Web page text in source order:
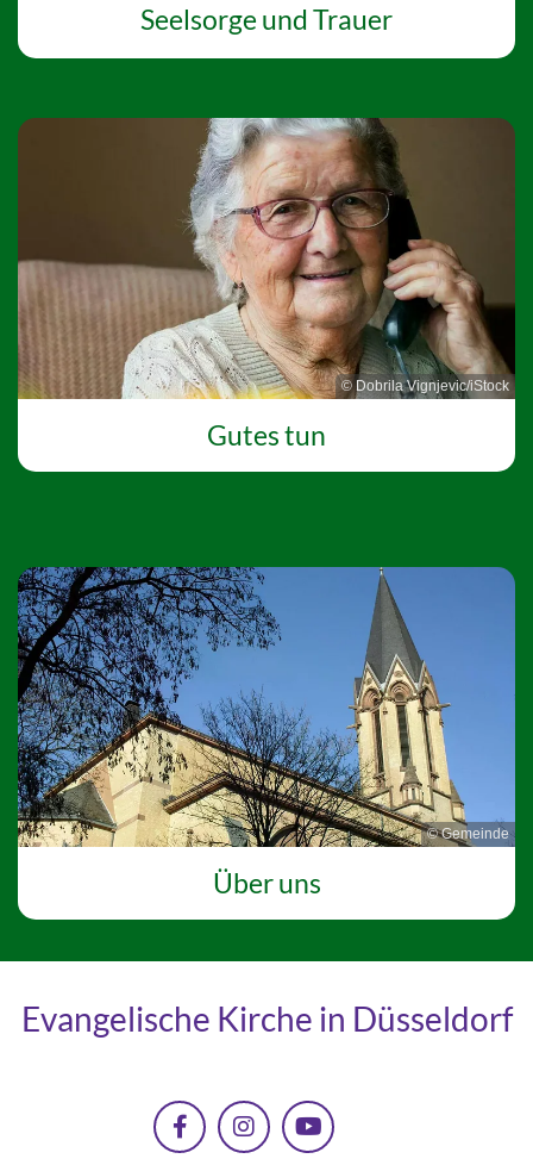
Seelsorge und Trauer
© Dobrila Vignjevic/iStock
Gutes tun
© Gemeinde
Über uns
Evangelische Kirche in Düsseldorf